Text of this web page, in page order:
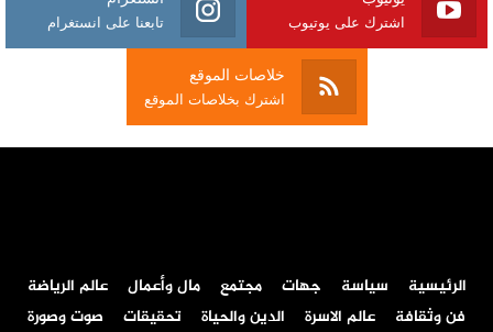
اشترك على يوتيوب تابعنا على انستغرام
خلاصات الموقع
اشترك بخلاصات الموقع
الرئيسية سياسة جهات مجتمع مال وأعمال
عالم الرياضة
فن وثقافة
عالم الاسرة الدين والحياة تحقيقات صوت وصورة